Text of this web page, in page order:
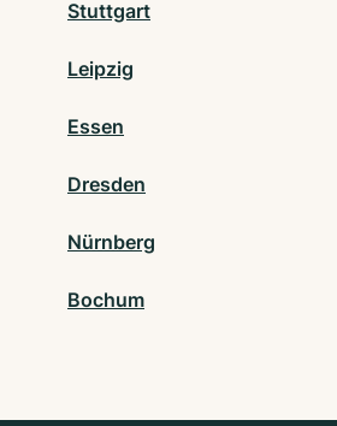
Stuttgart
Leipzig
Essen
Dresden
Nürnberg
Bochum